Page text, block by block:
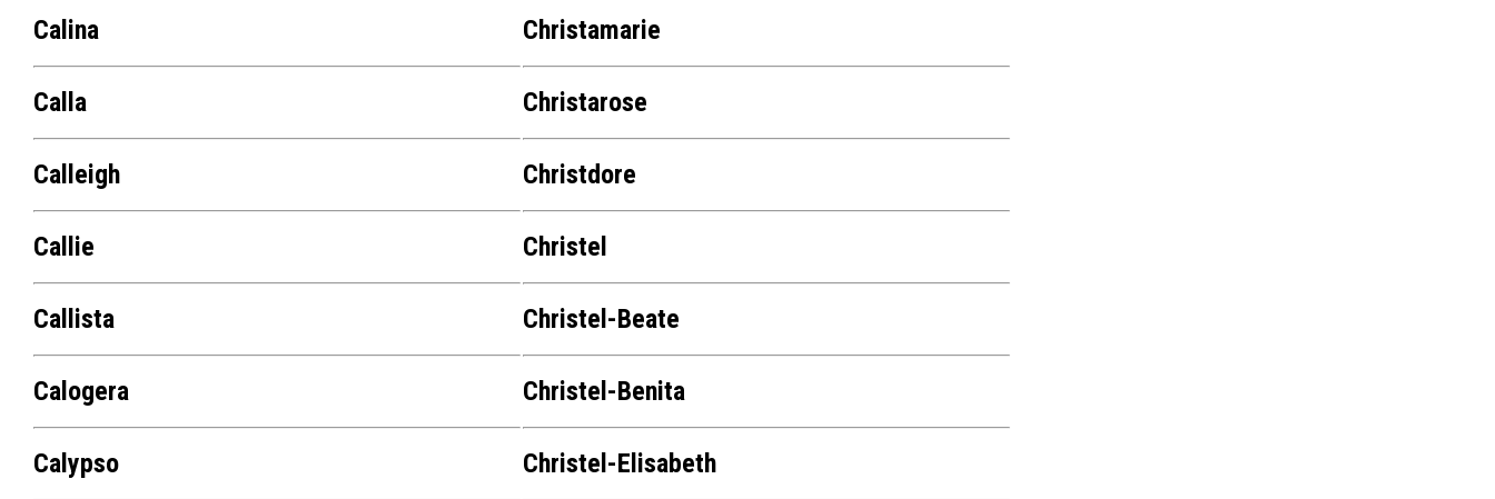
Calina
Calla
Calleigh
Callie
Callista
Calogera
Calypso
Christamarie
Christarose
Christdore
Christel
Christel-Beate
Christel-Benita
Christel-Elisabeth